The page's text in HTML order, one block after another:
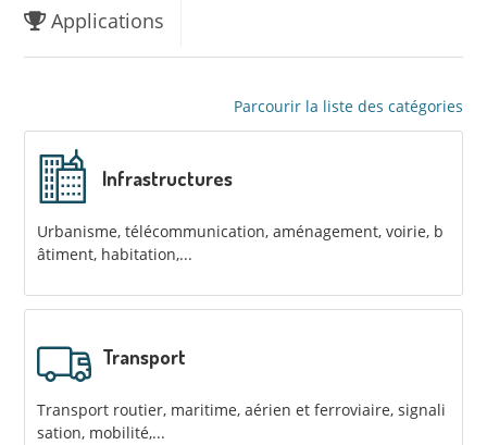
Applications
Parcourir la liste des catégories
Infrastructures
Urbanisme, télécommunication, aménagement, voirie, b
âtiment, habitation,...
Transport
Transport routier, maritime, aérien et ferroviaire, signali
sation, mobilité,...